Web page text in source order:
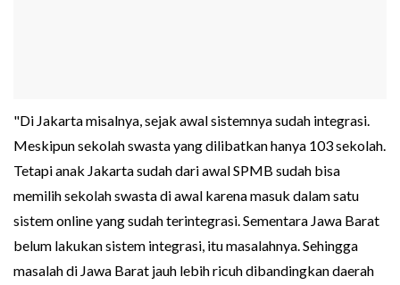
"Di Jakarta misalnya, sejak awal sistemnya sudah integrasi.
Meskipun sekolah swasta yang dilibatkan hanya 103 sekolah.
Tetapi anak Jakarta sudah dari awal SPMB sudah bisa
memilih sekolah swasta di awal karena masuk dalam satu
sistem online yang sudah terintegrasi. Sementara Jawa Barat
belum lakukan sistem integrasi, itu masalahnya. Sehingga
masalah di Jawa Barat jauh lebih ricuh dibandingkan daerah